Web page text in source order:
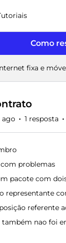
Como
fixa e
ago 1 resposta
problemas
pacote com
representante
referente
também nao foi